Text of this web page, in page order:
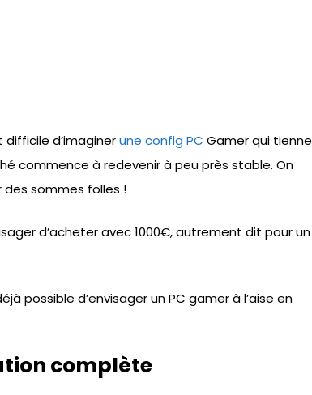
d’imaginerune config PC Gamer qui tienne
commence à redevenir à peu près stable. On
des sommes folles !
d’acheter avec 1000€, autrement dit pour un
possible d’envisager un PC gamer à l’aise en
complète